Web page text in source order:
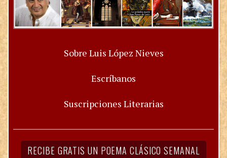
Sobre Luis López Nieves
Escríbanos
Suscripciones Literarias
RECIBE GRATIS UN POEMA CLÁSICO SEMANAL